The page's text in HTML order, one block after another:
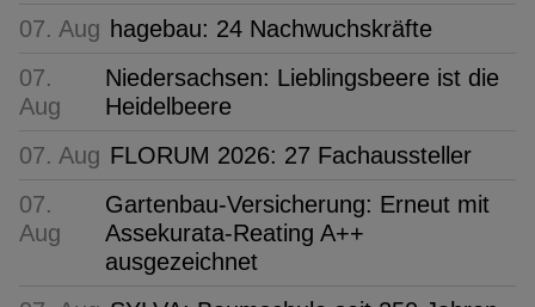
07. Aug hagebau: 24 Nachwuchskräfte
07.
Aug
Niedersachsen: Lieblingsbeere ist die
Heidelbeere
07. Aug FLORUM 2026: 27 Fachaussteller
07.
Aug
Gartenbau-Versicherung: Erneut mit
Assekurata-Reating A++
ausgezeichnet